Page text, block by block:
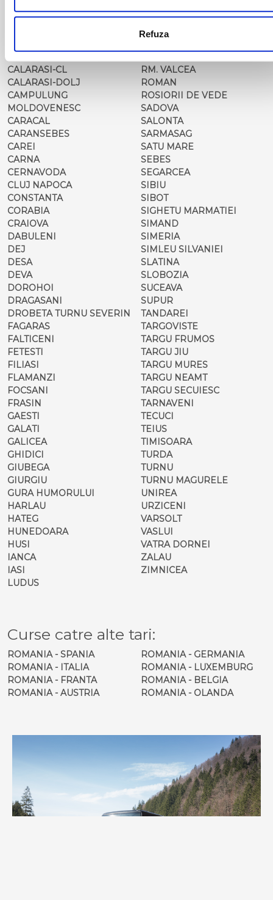
Refuza
BRASOV
CALARASI-CL
CALARASI-DOLJ
CAMPULUNG
MOLDOVENESC
CARACAL
CARANSEBES
CAREI
CARNA
CERNAVODA
CLUJ NAPOCA
CONSTANTA
CORABIA
CRAIOVA
DABULENI
DEJ
DESA
DEVA
DOROHOI
DRAGASANI
DROBETA TURNU SEVERIN
FAGARAS
FALTICENI
FETESTI
FILIASI
FLAMANZI
FOCSANI
FRASIN
GAESTI
GALATI
GALICEA
GHIDICI
GIUBEGA
GIURGIU
GURA HUMORULUI
HARLAU
HATEG
HUNEDOARA
HUSI
IANCA
IASI
LUDUS
RADOVAN
RAST
RM. VALCEA
ROMAN
ROSIORII DE VEDE
SADOVA
SALONTA
SARMASAG
SATU MARE
SEBES
SEGARCEA
SIBIU
SIBOT
SIGHETU MARMATIEI
SIMAND
SIMERIA
SIMLEU SILVANIEI
SLATINA
SLOBOZIA
SUCEAVA
SUPUR
TANDAREI
TARGOVISTE
TARGU FRUMOS
TARGU JIU
TARGU MURES
TARGU NEAMT
TARGU SECUIESC
TARNAVENI
TECUCI
TEIUS
TIMISOARA
TURDA
TURNU
TURNU MAGURELE
UNIREA
URZICENI
VARSOLT
VASLUI
VATRA DORNEI
ZALAU
ZIMNICEA
Curse catre alte tari:
ROMANIA - SPANIA
ROMANIA - ITALIA
ROMANIA - FRANTA
ROMANIA - AUSTRIA
ROMANIA - GERMANIA
ROMANIA - LUXEMBURG
ROMANIA - BELGIA
ROMANIA - OLANDA